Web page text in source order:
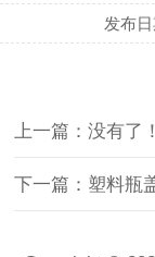
发布
上一篇：没有了！
下一篇：塑料瓶